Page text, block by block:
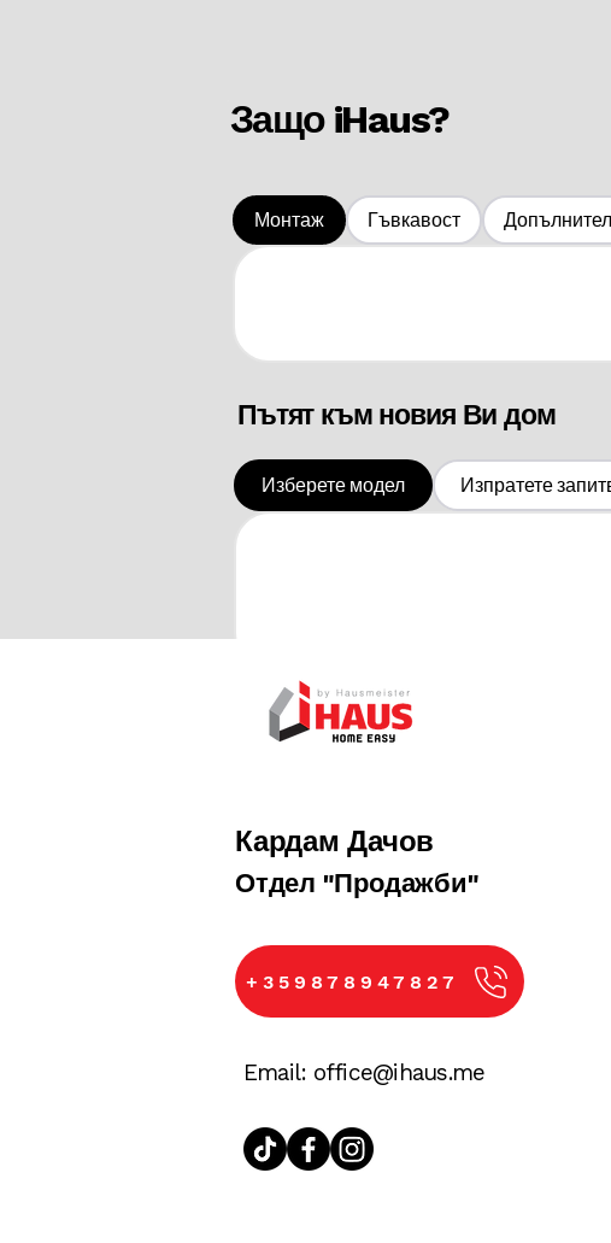
Защо iHaus?
Монтаж Гъвкавост
Пътят към новия Ви дом
Изберете модел Изпратете
iHaus е до Вас при всяка стъпка – от
е винаги на разположение, за да
Кардам Дачов
​Отдел "Продажби"
+359878947827
Email: office@ihaus.me